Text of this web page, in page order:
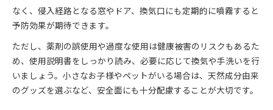
なく、侵入経路となる窓やドア、換気口にも定期的に噴霧すると
予防効果が期待できます。
ただし、薬剤の誤使用や過度な使用は健康被害のリスクもあるた
め、使用説明書をしっかり読み、必要に応じて換気や手洗いを行
いましょう。小さなお子様やペットがいる場合は、天然成分由来
のグッズを選ぶなど、安全面にも十分配慮することが大切です。